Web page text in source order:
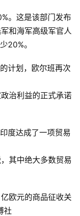
。这是该部门发布
和海军高级军官人
20%。
计划，欧尔班再次
治利益的正式承诺
度达成了一项贸易
其中绝大多数贸易
欧元的商品征收关
社